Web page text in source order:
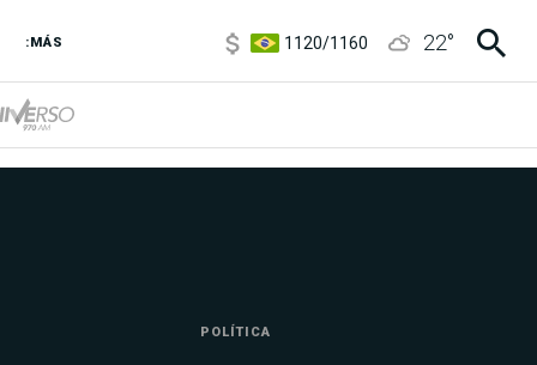
:MÁS
3,6/3,9
22°
POLÍTICA